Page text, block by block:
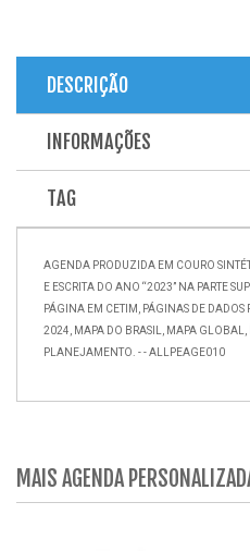
DESCRIÇÃO
INFORMAÇÕES
TAG
AGENDA PRODUZIDA EM COURO
E ESCRITA DO ANO “2023” NA PARTE
PÁGINA EM CETIM, PÁGINAS DE
2024, MAPA DO BRASIL, MAPA
PLANEJAMENTO. - - ALLPEAGE010
MAIS AGENDA